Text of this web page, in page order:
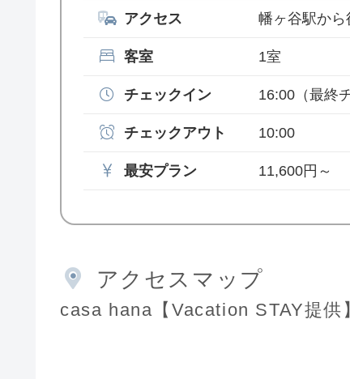
アクセス 幡ヶ谷駅から
客室 1室
チェックイン 16:00 （最終
チェックアウト 10:00
最安プラン 11,600円～
アクセスマップ
casa hana【Vacation STAY提供